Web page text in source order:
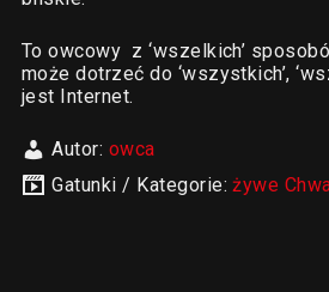
To owcowy z ‘wszelkich’
może dotrzeć do ‘wszystkich’,
jest Internet.
Autor: owca
Gatunki / Kategorie:żywe